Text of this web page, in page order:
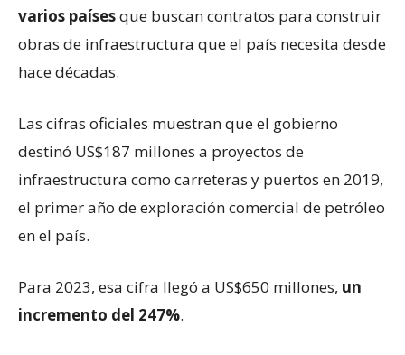
varios paísesque buscan contratos para construir
obras de infraestructura que el país necesita desde
hace décadas.
Las cifras oficiales muestran que el gobierno
destinó US$187 millones a proyectos de
infraestructura como carreteras y puertos en 2019,
el primer año de exploración comercial de petróleo
en el país.
Para 2023, esa cifra llegó a US$650 millones, un
incremento del 247%.